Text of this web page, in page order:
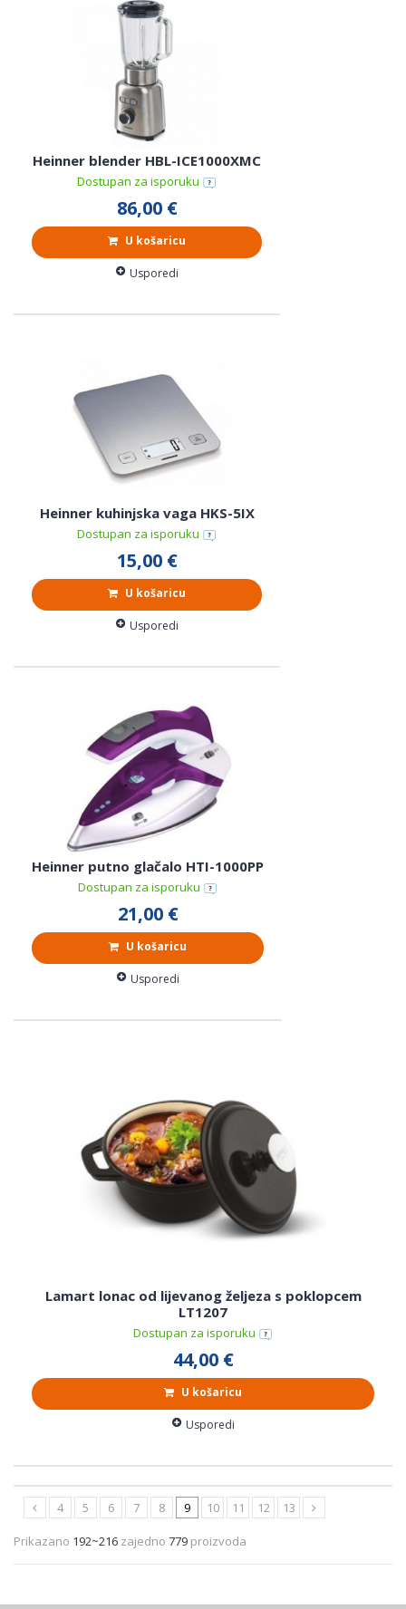
Heinner blender HBL-ICE1000XMC
Dostupan za isporuku
86,00 €
U košaricu
Usporedi
Heinner kuhinjska vaga HKS-5IX
Dostupan za isporuku
15,00 €
U košaricu
Usporedi
Heinner putno glačalo HTI-1000PP
Dostupan za isporuku
21,00 €
U košaricu
Usporedi
Lamart lonac od lijevanog željeza s poklopcem
LT1207
Dostupan za isporuku
44,00 €
U košaricu
Usporedi
4 5 6 7 8 9 10 11 12 13
Prikazano 192~216 zajedno 779 proizvoda